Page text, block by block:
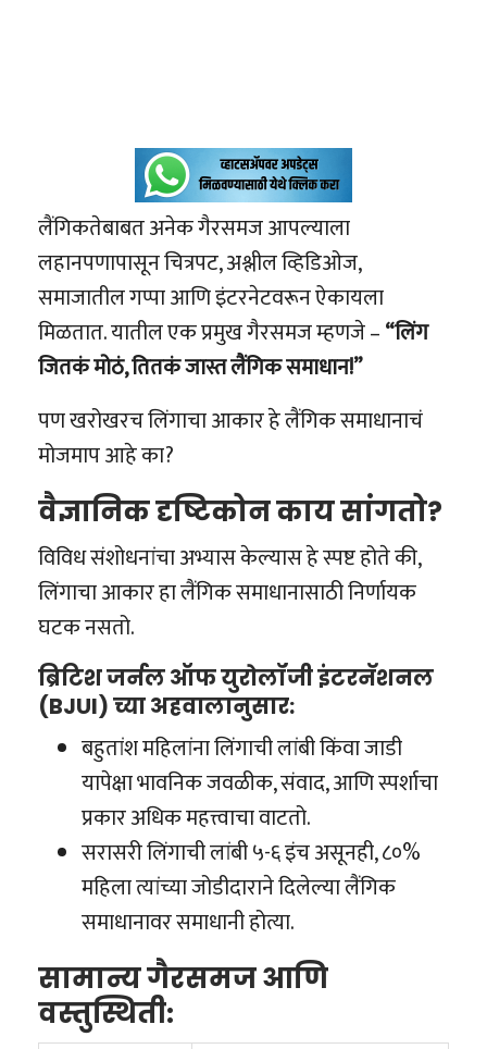
लैंगिकतेबाबत अनेक गैरसमज आपल्याला
लहानपणापासून चित्रपट, अश्लील व्हिडिओज,
समाजातील गप्पा आणि इंटरनेटवरून ऐकायला
मिळतात. यातील एक प्रमुख गैरसमज म्हणजे –“लिंग
जितकं मोठं, तितकं जास्त लैंगिक समाधान!”
पण खरोखरच लिंगाचा आकार हे लैंगिक समाधानाचं
मोजमाप आहे का?
वैज्ञानिक दृष्टिकोन काय सांगतो?
विविध संशोधनांचा अभ्यास केल्यास हे स्पष्ट होते की,
लिंगाचा आकार हा लैंगिक समाधानासाठी निर्णायक
घटक नसतो.
ब्रिटिश जर्नल ऑफ युरोलॉजी इंटरनॅशनल
(BJUI) च्या अहवालानुसार:
बहुतांश महिलांना लिंगाची लांबी किंवा जाडी
यापेक्षा भावनिक जवळीक, संवाद, आणि स्पर्शाचा
प्रकार अधिक महत्त्वाचा वाटतो.
सरासरी लिंगाची लांबी ५-६ इंच असूनही, ८०%
महिला त्यांच्या जोडीदाराने दिलेल्या लैंगिक
समाधानावर समाधानी होत्या.
सामान्य गैरसमज आणि
वस्तुस्थिती: